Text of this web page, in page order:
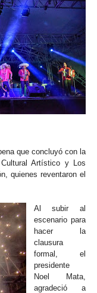
que concluyó con la
Artístico y Los
quienes reventaron el
Al subir al
escenario para
hacer la
clausura
formal, el
presidente
Noel Mata,
agradeció a